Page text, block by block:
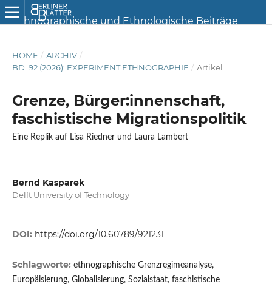
HOME / ARCHIV /
BD. 92 (2026): EXPERIMENT ETHNOGRAPHIE / Artikel
Grenze, Bürger:innenschaft,
faschistische Migrationspolitik
Eine Replik auf Lisa Riedner und Laura Lambert
Bernd Kasparek
Delft University of Technology
DOI: https://doi.org/10.60789/921231
Schlagworte: ethnographische Grenzregimeanalyse,
Europäisierung, Globalisierung, Sozialstaat, faschistische